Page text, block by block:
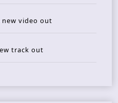
new video out
track out